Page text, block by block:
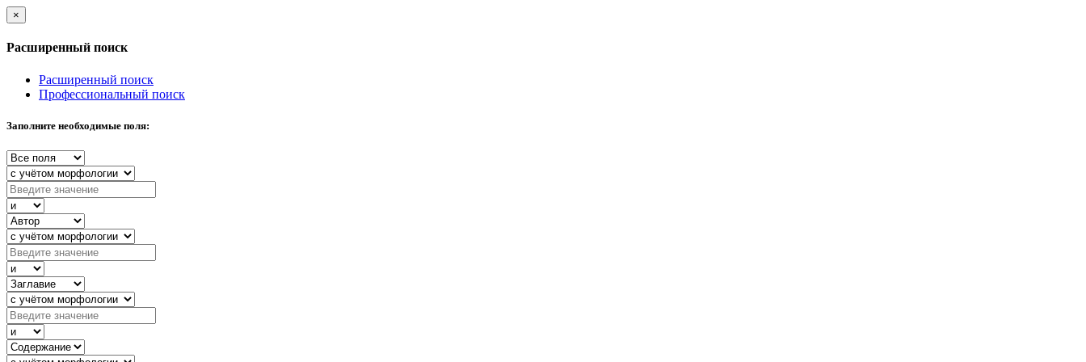
×
Расширенный поиск
Расширенный поиск
Профессиональный поиск
Заполните необходимые поля: